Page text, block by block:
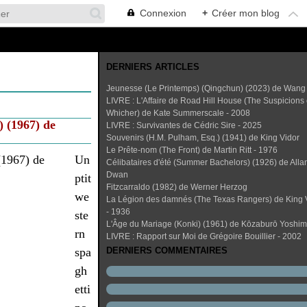
Connexion + Créer mon blog
(1967) de
Un
ptit
we
ste
rn
spa
gh
etti
DERNIERS ARTICLES
Jeunesse (Le Printemps) (Qingchun) (2023) de
LIVRE : L'Affaire de Road Hill House (The Suspicions
Whicher) de Kate Summerscale - 2008
LIVRE : Survivantes de Cédric Sire - 2025
Souvenirs (H.M. Pulham, Esq.) (1941) de King Vidor
Le Prête-nom (The Front) de Martin Ritt - 1976
Célibataires d'été (Summer Bachelors) (1926) de
Dwan
Fitzcarraldo (1982) de Werner Herzog
La Légion des damnés (The Texas Rangers) de King
- 1936
L'Âge du Mariage (Konki) (1961) de Kōzaburō
LIVRE : Rapport sur Moi de Grégoire Bouillier - 2002
DERNIERS COMMENTAIRES